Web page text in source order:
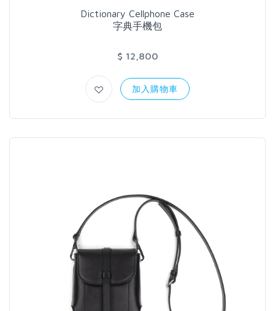
Dictionary Cellphone Case
字典手機包
$ 12,800
加入購物車